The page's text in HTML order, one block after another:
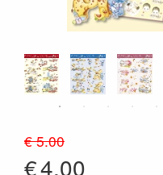
€ 5.00
€4.00